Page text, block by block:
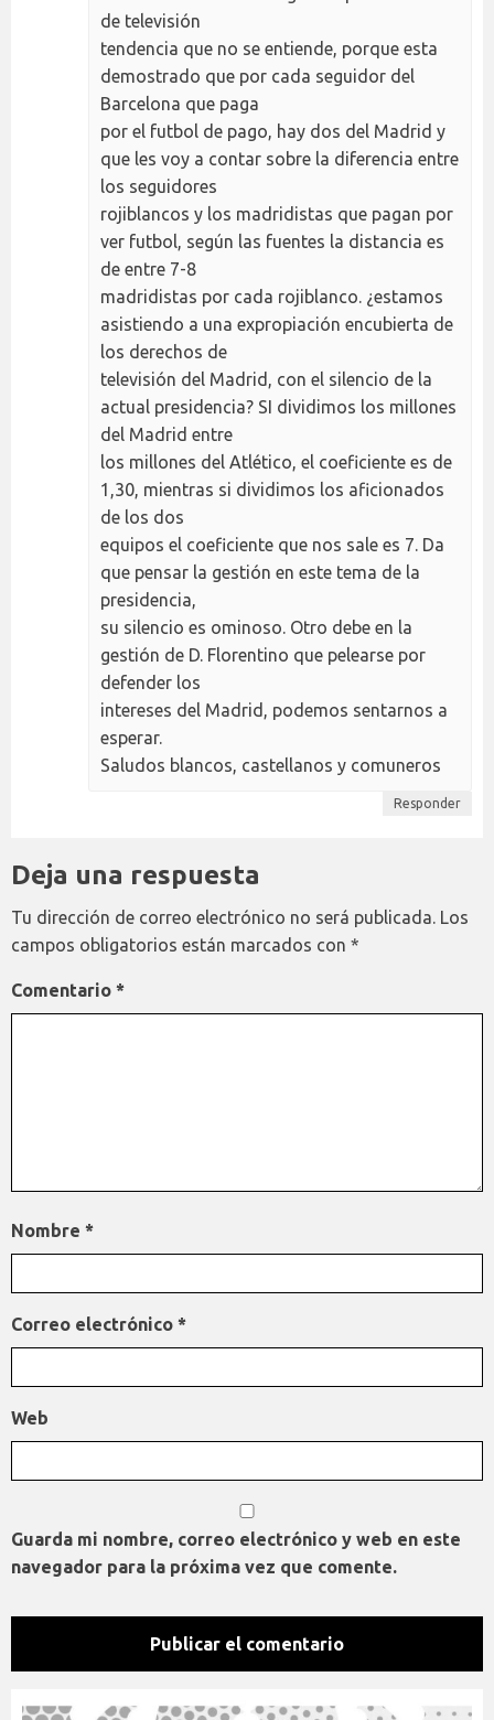
de televisión
tendencia que no se entiende, porque esta
demostrado que por cada seguidor del
Barcelona que paga
por el futbol de pago, hay dos del Madrid y
que les voy a contar sobre la diferencia entre
los seguidores
rojiblancos y los madridistas que pagan por
ver futbol, según las fuentes la distancia es
de entre 7-8
madridistas por cada rojiblanco. ¿estamos
asistiendo a una expropiación encubierta de
los derechos de
televisión del Madrid, con el silencio de la
actual presidencia? SI dividimos los millones
del Madrid entre
los millones del Atlético, el coeficiente es de
1,30, mientras si dividimos los aficionados
de los dos
equipos el coeficiente que nos sale es 7. Da
que pensar la gestión en este tema de la
presidencia,
su silencio es ominoso. Otro debe en la
gestión de D. Florentino que pelearse por
defender los
intereses del Madrid, podemos sentarnos a
esperar.
Saludos blancos, castellanos y comuneros
Responder
Deja una respuesta
Tu dirección de correo electrónico no será publicada. Los
campos obligatorios están marcados con *
Comentario *
Nombre *
Correo electrónico *
Web
Guarda mi nombre, correo electrónico y web en este
navegador para la próxima vez que comente.